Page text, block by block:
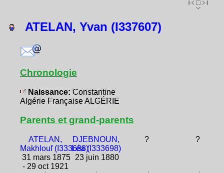
ATELAN, Yvan (I337607)
Chronologie
Naissance: Constantine
Algérie Française ALGÉRIE
Parents et grand-parents
ATELAN,
Makhlouf (I333688)
31 mars 1875
- 29 oct 1921
DJEBNOUN,
Léa (I333698)
23 juin 1880
? ?